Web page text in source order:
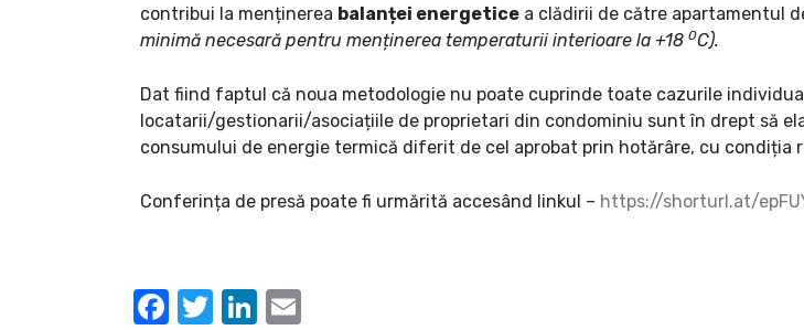
contribui la menținerea balanței energetice a clădirii de către apartamentul
minimă necesară pentru menținerea temperaturii interioare la +18 0C).
Dat fiind faptul că noua metodologie nu poate cuprinde toate cazurile
locatarii/gestionarii/asociațiile de proprietari din condominiu sunt în drept să
consumului de energie termică diferit de cel aprobat prin hotărâre, cu condiția
Conferința de presă poate fi urmărită accesând linkul – https://shorturl.at/
Facebook
TwitterLinkedIn